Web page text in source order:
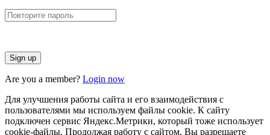
Are you a member? Login now
Для улучшения работы сайта и его взаимодействия с
пользователями мы используем файлы cookie. К сайту
подключен сервис Яндекс.Метрики, который тоже использует
cookie-файлы. Продолжая работу с сайтом, Вы разрешаете